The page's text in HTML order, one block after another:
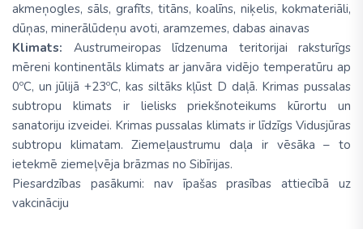
akmeņogles, sāls, grafīts, titāns, koalīns, niķelis, kokmateriāli,
dūņas, minerālūdeņu avoti, aramzemes, dabas ainavas
Klimats: Austrumeiropas līdzenuma teritorijai raksturīgs
mēreni kontinentāls klimats ar janvāra vidējo temperatūru ap
0ºC, un jūlijā +23ºC, kas siltāks kļūst D daļā. Krimas pussalas
subtropu klimats ir lielisks priekšnoteikums kūrortu un
sanatoriju izveidei. Krimas pussalas klimats ir līdzīgs Vidusjūras
subtropu klimatam. Ziemeļaustrumu daļa ir vēsāka – to
ietekmē ziemeļvēja brāzmas no Sibīrijas.
Piesardzības pasākumi: nav īpašas prasības attiecībā uz
vakcināciju